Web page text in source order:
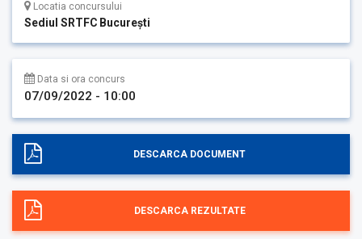
Locatia concursului
Sediul SRTFC București
Data si ora concurs
07/09/2022 - 10:00
DESCARCA DOCUMENT
DESCARCA REZULTATE